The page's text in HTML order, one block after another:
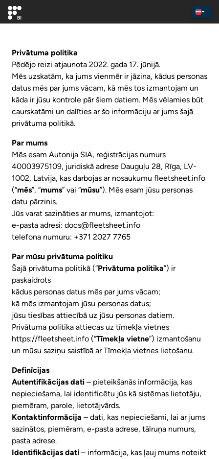
Privātuma politika
Pēdējo reizi atjaunota 2022. gada 17. jūnijā.
Mēs uzskatām, ka jums vienmēr ir jāzina, kādus personas
datus mēs par jums vācam, kā mēs tos izmantojam un
kāda ir jūsu kontrole pār šiem datiem. Mēs vēlamies būt
caurskatāmi un dalīties ar šo informāciju ar jums šajā
privātuma politikā.
Par mums
Mēs esam Autonija SIA, reģistrācijas numurs
40003975109, juridiskā adrese Dauguļu 28, Rīga, LV-
1002, Latvija, kas darbojas ar nosaukumu fleetsheet.info
(“mēs”, “mums” vai “mūsu”). Mēs esam jūsu personas
datu pārzinis.
Jūs varat sazināties ar mums, izmantojot:
e-pasta adresi: docs@fleetsheet.info
telefona numuru: +371 2027 7765
Par mūsu privātuma politiku
Šajā privātuma politikā (“Privātuma politika”) ir
paskaidrots
kādus personas datus mēs par jums vācam;
kā mēs izmantojam jūsu personas datus;
jūsu tiesības attiecībā uz jūsu personas datiem.
Privātuma politika attiecas uz tīmekļa vietnes
https://fleetsheet.info (“Tīmekļa vietne”) izmantošanu
un mūsu saziņu saistībā ar Tīmekļa vietnes lietošanu.
Definīcijas
Autentifikācijas dati – pieteikšanās informācija, kas
nepieciešama, lai identificētu jūs kā sistēmas lietotāju,
piemēram, parole, lietotājvārds.
Kontaktinformācija – dati, kas nepieciešami, lai ar jums
sazinātos, piemēram, e-pasta adrese, tālruņa numurs,
pasta adrese.
Identifikācijas dati – informācija, kas ļauj mums noteikt